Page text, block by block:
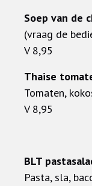
Soep van de
(vraag de
V 8,95
Thaise
Tomaten,
V 8,95
BLT
Pasta, sla,